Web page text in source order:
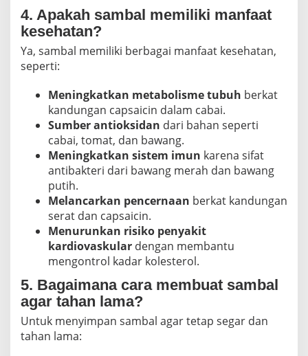
4. Apakah sambal memiliki manfaat
kesehatan?
Ya, sambal memiliki berbagai manfaat kesehatan,
seperti:
Meningkatkan metabolisme tubuh berkat
kandungan capsaicin dalam cabai.
Sumber antioksidan dari bahan seperti
cabai, tomat, dan bawang.
Meningkatkan sistem imun karena sifat
antibakteri dari bawang merah dan bawang
putih.
Melancarkan pencernaan berkat kandungan
serat dan capsaicin.
Menurunkan risiko penyakit
kardiovaskular dengan membantu
mengontrol kadar kolesterol.
5. Bagaimana cara membuat sambal
agar tahan lama?
Untuk menyimpan sambal agar tetap segar dan
tahan lama: